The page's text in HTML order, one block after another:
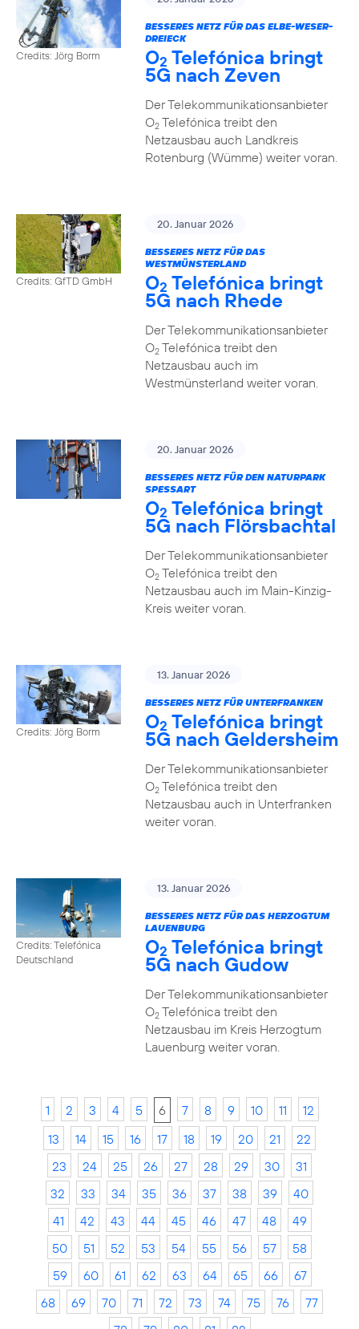
Credits: Jörg Borm
BESSERES NETZ FÜR DAS ELBE-WESER-
DREIECK
O2 Telefónica bringt
5G nach Zeven
Der Telekommunikationsanbieter
O2Telefónica treibt den
Netzausbau auch Landkreis
Rotenburg (Wümme) weiter voran.
Credits: GfTD GmbH
20. Januar 2026
BESSERES NETZ FÜR DAS
WESTMÜNSTERLAND
O2 Telefónica bringt
5G nach Rhede
Der Telekommunikationsanbieter
O2Telefónica treibt den
Netzausbau auch im
Westmünsterland weiter voran.
20. Januar 2026
BESSERES NETZ FÜR DEN NATURPARK
SPESSART
O2 Telefónica bringt
5G nach Flörsbachtal
Der Telekommunikationsanbieter
O2Telefónica treibt den
Netzausbau auch im Main-Kinzig-
Kreis weiter voran.
Credits: Jörg Borm
13. Januar 2026
BESSERES NETZ FÜR UNTERFRANKEN
O2 Telefónica bringt
5G nach Geldersheim
Der Telekommunikationsanbieter
O2Telefónica treibt den
Netzausbau auch in Unterfranken
weiter voran.
Credits: Telefónica
Deutschland
13. Januar 2026
BESSERES NETZ FÜR DAS HERZOGTUM
LAUENBURG
O2 Telefónica bringt
5G nach Gudow
Der Telekommunikationsanbieter
O2Telefónica treibt den
Netzausbau im Kreis Herzogtum
Lauenburg weiter voran.
1 2 3 4 5 6 7 8 9 10 11
12
13
14 15 16 17 18 19 20 21
22
23
24 25 26 27 28 29 30
31
32
33 34 35 36 37 38 39
40
41
42 43 44 45 46 47 48
49
50
51 52 53 54 55 56 57
58
59
60 61 62 63 64 65 66
67
68
69 70 71 72 73 74 75 76
77